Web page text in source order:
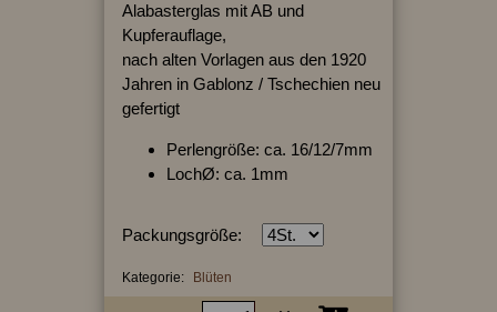
Alabasterglas mit AB und
Kupferauflage,
nach alten Vorlagen aus den 1920
Jahren in Gablonz / Tschechien neu
gefertigt
Perlengröße: ca. 16/12/7mm
LochØ: ca. 1mm
Packungsgröße:
Kategorie: Blüten